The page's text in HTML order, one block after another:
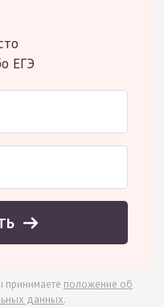
ЕГЭ
принимаете положение об
данных.